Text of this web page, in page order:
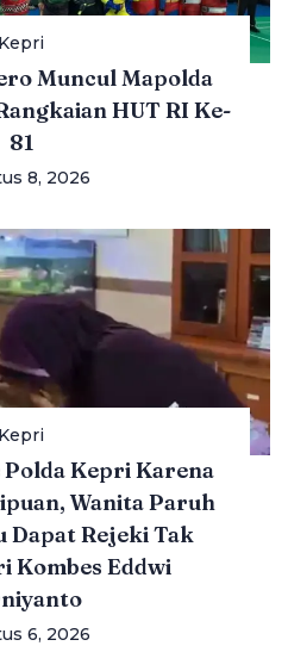
Kepri
Muncul Mapolda
HUT RI Ke-
81
8, 2026
Kepri
Kepri Karena
Wanita Paruh
Dapat Rejeki Tak
Kombes Eddwi
6, 2026